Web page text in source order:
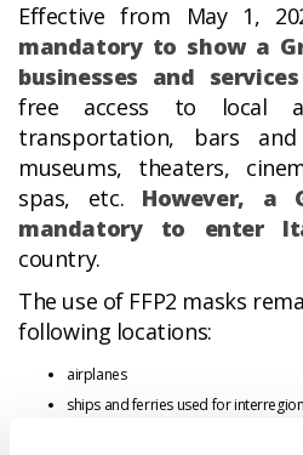
Effective from May 1,
mandatory to show a
businesses and
free access to local
transportation, bars
museums, theaters,
spas, etc. However, a
mandatory to enter
country.
The use of FFP2 masks
following locations:
airplanes
ships and ferries used for
High Speed, Intercity, Intercity